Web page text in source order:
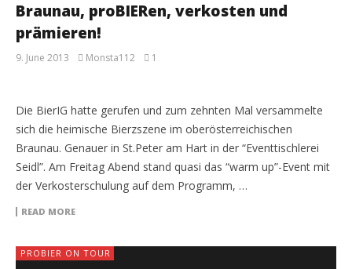
Braunau, proBIERen, verkosten und
prämieren!
9. June 2013 Monsta112 1
Die BierIG hatte gerufen und zum zehnten Mal versammelte
sich die heimische Bierzszene im oberösterreichischen
Braunau. Genauer in St.Peter am Hart in der “Eventtischlerei
Seidl”. Am Freitag Abend stand quasi das “warm up”-Event mit
der Verkosterschulung auf dem Programm, …
READ MORE
PROBIER ON TOUR